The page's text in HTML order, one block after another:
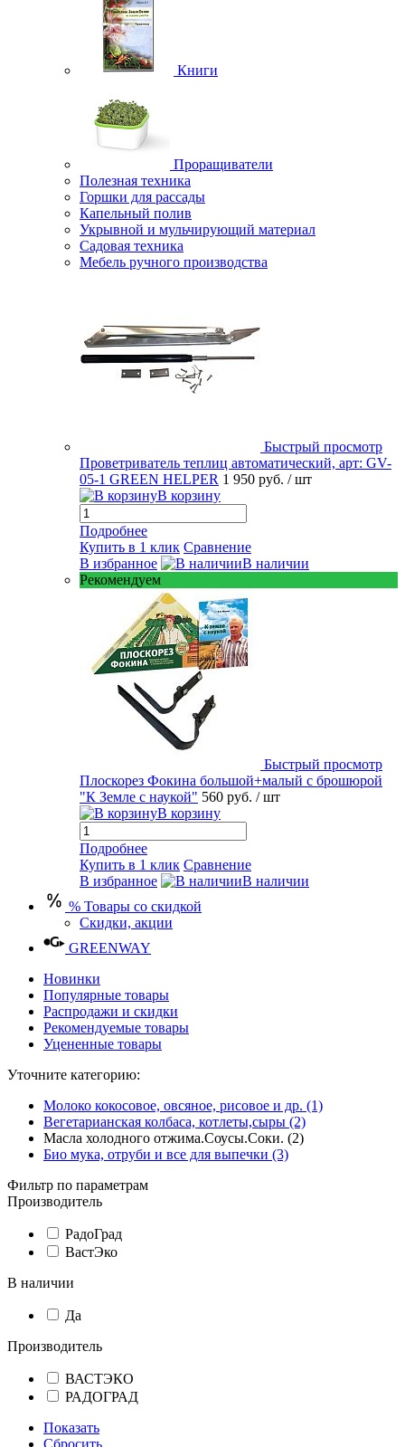
Книги
Проращиватели
Полезная техника
Горшки для рассады
Капельный полив
Укрывной и мульчирующий материал
Садовая техника
Мебель ручного производства
Быстрый просмотр
Проветриватель теплиц автоматический, арт: GV-
05-1 GREEN HELPER 1 950 руб. / шт
В корзину
Подробнее
Купить в 1 клик Сравнение
В избранное
В наличии
Рекомендуем
Быстрый просмотр
Плоскорез Фокина большой+малый с брошюрой
"К Земле с наукой" 560 руб. / шт
В корзину
Подробнее
Купить в 1 клик Сравнение
В избранное
В наличии
% Товары со скидкой
Скидки, акции
GREENWAY
Новинки
Популярные товары
Распродажи и скидки
Рекомендуемые товары
Уцененные товары
Уточните категорию:
Молоко кокосовое, овсяное, рисовое и др. (1)
Вегетарианская колбаса, котлеты,сыры (2)
Масла холодного отжима.Соусы.Соки. (2)
Био мука, отруби и все для выпечки (3)
Фильтр по параметрам
Производитель
РадоГрад
ВастЭко
В наличии
Да
Производитель
ВАСТЭКО
РАДОГРАД
Показать